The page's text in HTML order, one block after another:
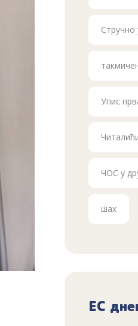
Упис
ЧОС у
шах
ЕС